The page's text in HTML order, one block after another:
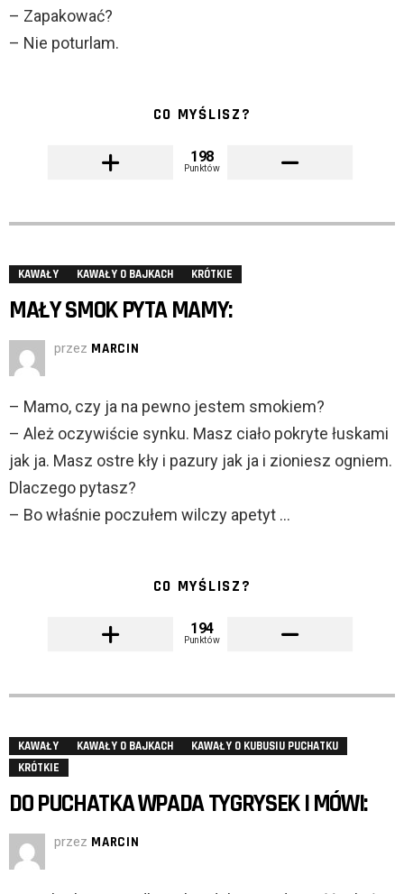
– Zapakować?
– Nie poturlam.
CO MYŚLISZ?
198
Punktów
KAWAŁY KAWAŁY O BAJKACH KRÓTKIE
MAŁY SMOK PYTA MAMY:
przez MARCIN
– Mamo, czy ja na pewno jestem smokiem?
– Ależ oczywiście synku. Masz ciało pokryte łuskami
jak ja. Masz ostre kły i pazury jak ja i zioniesz ogniem.
Dlaczego pytasz?
– Bo właśnie poczułem wilczy apetyt …
CO MYŚLISZ?
194
Punktów
KAWAŁY KAWAŁY O BAJKACH
KAWAŁY O KUBUSIU PUCHATKU
KRÓTKIE
DO PUCHATKA WPADA TYGRYSEK I MÓWI:
przez MARCIN